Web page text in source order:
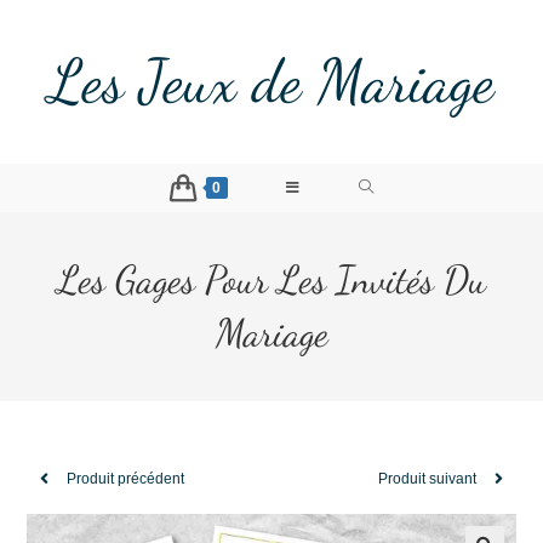
Les Jeux de Mariage
0
Les Gages Pour Les Invités Du
Mariage
Produit précédent Produit suivant